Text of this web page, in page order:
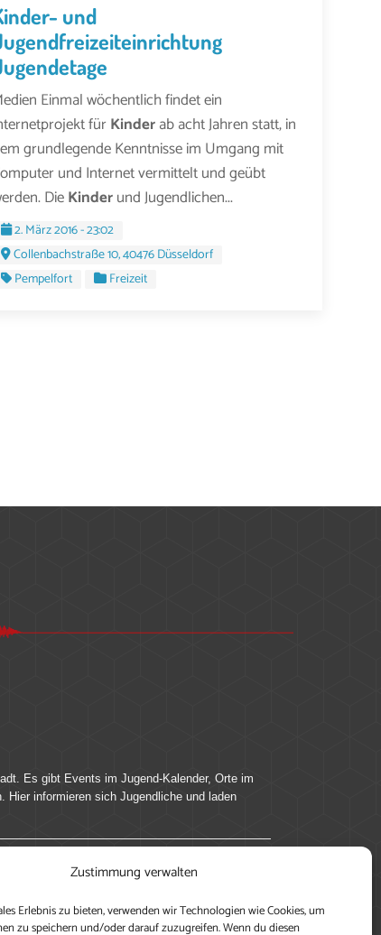
Zustimmung verwalten
Erlebnis zu bieten, verwenden wir Technologien wie Cookies, um
zu speichern und/oder darauf zuzugreifen. Wenn du diesen
und
Einmal wöchentlich findet ein
fürKinderab acht Jahren statt, in
grundlegende Kenntnisse im Umgang mit
und Internet vermittelt und geübt
DieKinderund Jugendlichen...
2. März 2016 - 23:02
Collenbachstraße 10, 40476 Düsseldorf
Pempelfort
Freizeit
Es gibt Events im Jugend-Kalender, Orte im
Hier informieren sich Jugendliche und laden
deine Perspektive und veröffentliche
zu können, ein Profil anzulegen, eigene